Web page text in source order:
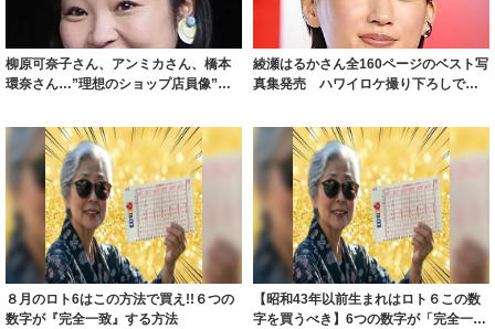
柳原可奈子さん、アンミカさん、橋本
環奈さん…”理想のショップ店員像”に
綾瀬はるかさん全160ページのベスト写
真集発売 ハワイロケ撮り下ろしで多
８月のロト6はこの方法で買え!!６つの
数字が『完全一致』する方法
【昭和43年以前生まれはロト６この数
字を買うべき】6つの数字が「完全一